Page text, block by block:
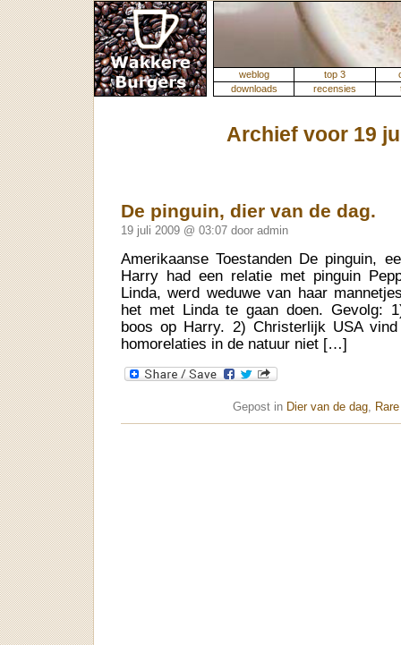
weblog top 3
downloads
recensies
Archief voor 19
De pinguin, dier van de dag.
19 juli 2009 @ 03:07 door admin
Amerikaanse Toestanden De pinguin,
Harry had een relatie met pinguin
Linda, werd weduwe van haar
het met Linda te gaan doen. Gevolg:
boos op Harry. 2) Christerlijk USA
homorelaties in de natuur niet […]
Gepost in Dier van de dag,